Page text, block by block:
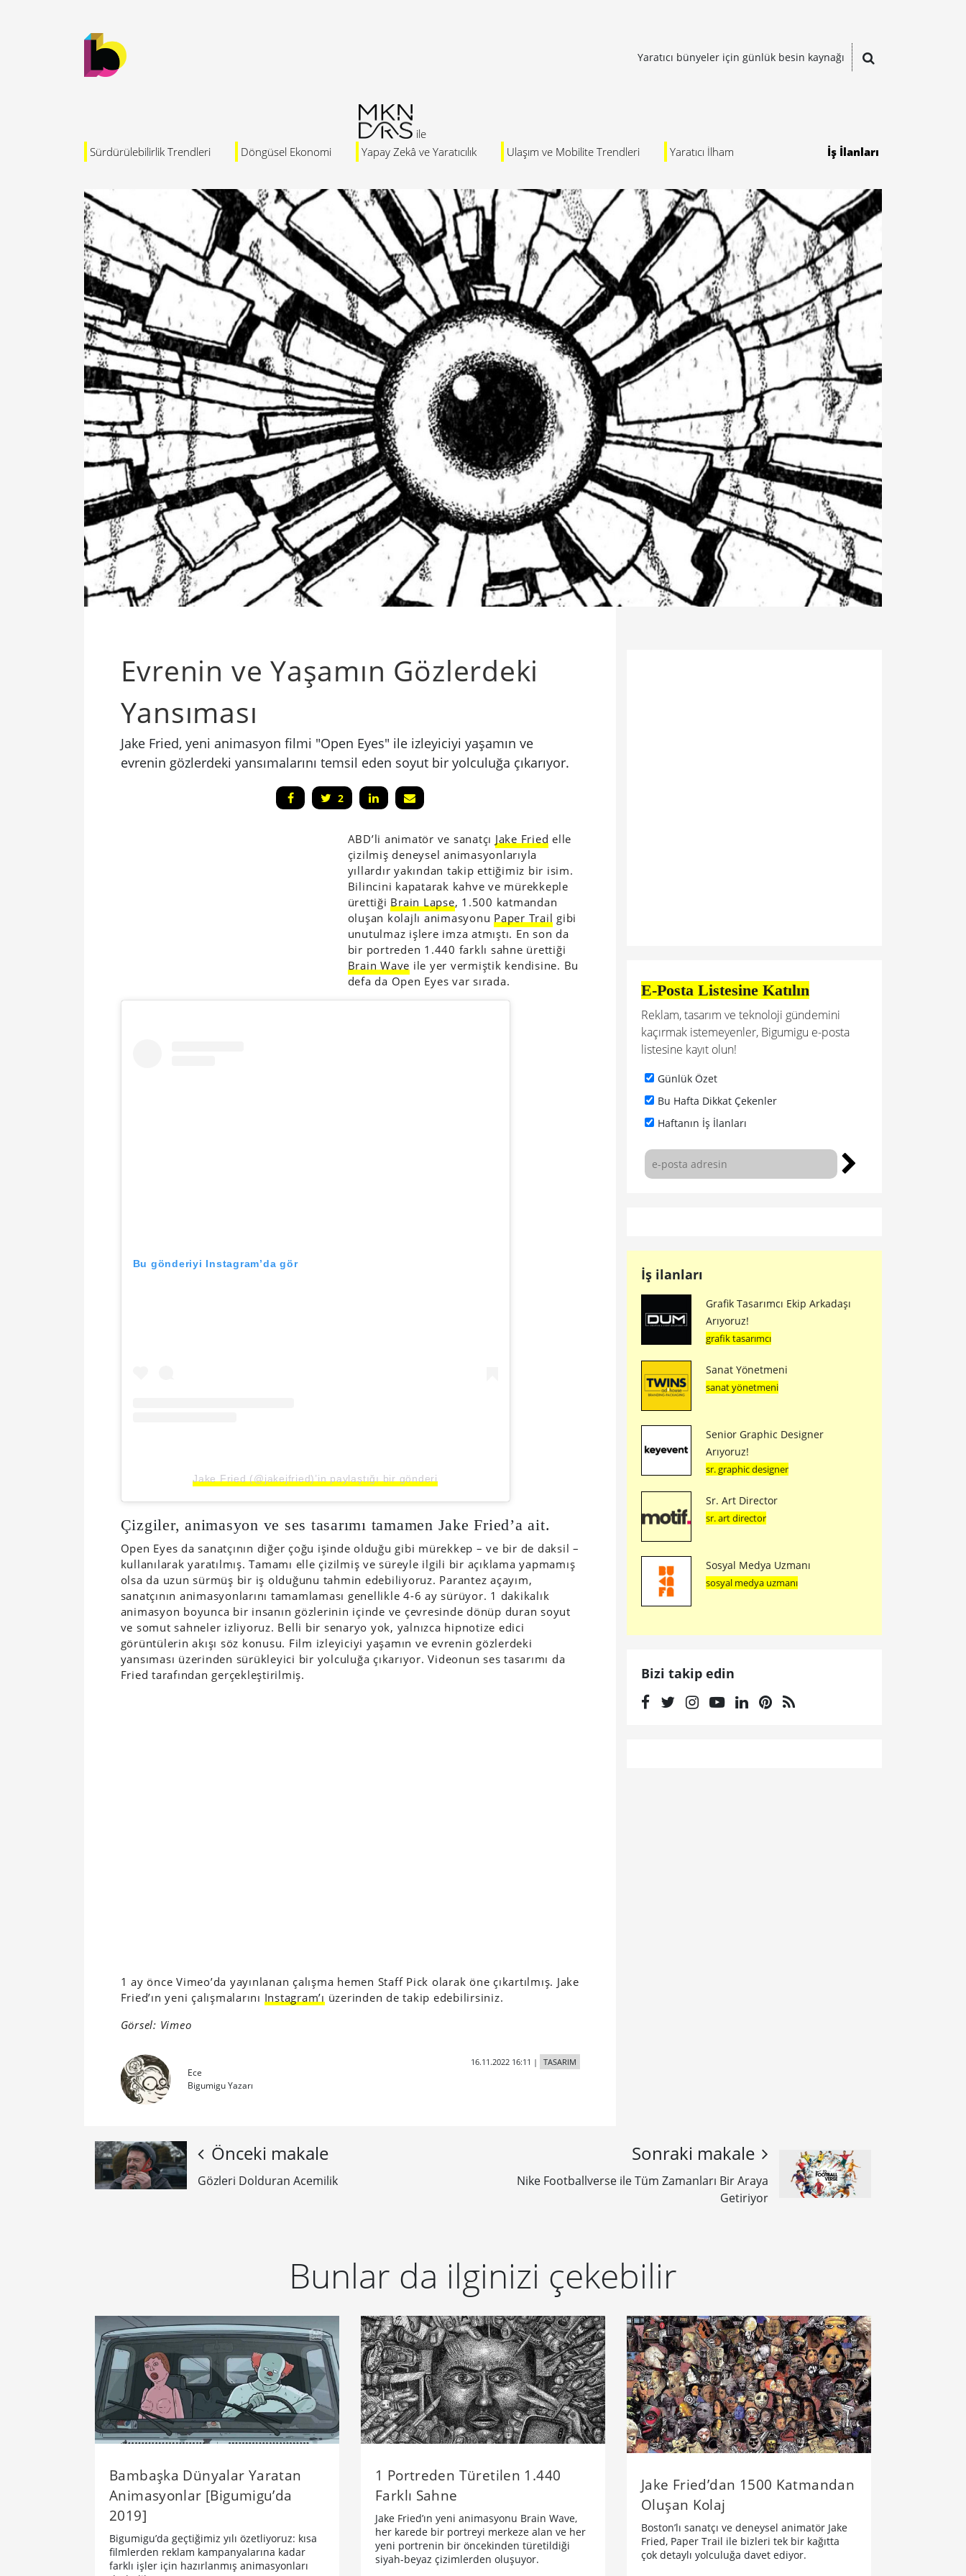
Yaratıcı bünyeler için günlük besin kaynağı
Sürdürülebilirlik Trendleri Döngüsel Ekonomi Yapay Zekâ ve Yaratıcılık Ulaşım ve Mobilite Trendleri Yaratıcı İlham İş İlanları
Evrenin ve Yaşamın Gözlerdeki
Yansıması
Jake Fried, yeni animasyon filmi "Open Eyes" ile izleyiciyi yaşamın ve
evrenin gözlerdeki yansımalarını temsil eden soyut bir yolculuğa çıkarıyor.
2
ABD’li animatör ve sanatçı Jake Fried elle
çizilmiş deneysel animasyonlarıyla
yıllardır yakından takip ettiğimiz bir isim.
Bilincini kapatarak kahve ve mürekkeple
ürettiği Brain Lapse, 1.500 katmandan
oluşan kolajlı animasyonu Paper Trail gibi
unutulmaz işlere imza atmıştı. En son da
bir portreden 1.440 farklı sahne ürettiği
Brain Wave ile yer vermiştik kendisine. Bu
defa da Open Eyes var sırada.
Bu gönderiyi Instagram’da gör
Jake Fried (@jakejfried)’in paylaştığı bir gönderi
Çizgiler, animasyon ve ses tasarımı tamamen Jake Fried’a ait.
Open Eyes da sanatçının diğer çoğu işinde olduğu gibi mürekkep – ve bir de daksil –
kullanılarak yaratılmış. Tamamı elle çizilmiş ve süreyle ilgili bir açıklama yapmamış
olsa da uzun sürmüş bir iş olduğunu tahmin edebiliyoruz. Parantez açayım,
sanatçının animasyonlarını tamamlaması genellikle 4-6 ay sürüyor. 1 dakikalık
animasyon boyunca bir insanın gözlerinin içinde ve çevresinde dönüp duran soyut
ve somut sahneler izliyoruz. Belli bir senaryo yok, yalnızca hipnotize edici
görüntülerin akışı söz konusu. Film izleyiciyi yaşamın ve evrenin gözlerdeki
yansıması üzerinden sürükleyici bir yolculuğa çıkarıyor. Videonun ses tasarımı da
Fried tarafından gerçekleştirilmiş.
1 ay önce Vimeo’da yayınlanan çalışma hemen Staff Pick olarak öne çıkartılmış. Jake
Fried’ın yeni çalışmalarını Instagram’ı üzerinden de takip edebilirsiniz.
Görsel: Vimeo
Ece
Bigumigu Yazarı
16.11.2022 16:11 | TASARIM
E-Posta Listesine Katılın
Reklam, tasarım ve teknoloji gündemini
kaçırmak istemeyenler, Bigumigu e-posta
listesine kayıt olun!
Günlük Özet
Bu Hafta Dikkat Çekenler
Haftanın İş İlanları
İş ilanları
Grafik Tasarımcı Ekip Arkadaşı
Arıyoruz!
grafik tasarımcı
Sanat Yönetmeni
sanat yönetmeni
Senior Graphic Designer
Arıyoruz!
sr. graphic designer
Sr. Art Director
sr. art director
Sosyal Medya Uzmanı
sosyal medya uzmanı
Bizi takip edin
Önceki makale
Gözleri Dolduran Acemilik
Sonraki makale
Nike Footballverse ile Tüm Zamanları Bir Araya
Getiriyor
Bunlar da ilginizi çekebilir
Bambaşka Dünyalar Yaratan
Animasyonlar [Bigumigu’da
2019]
Bigumigu’da geçtiğimiz yılı özetliyoruz: kısa
filmlerden reklam kampanyalarına kadar
farklı işler için hazırlanmış animasyonları
1 Portreden Türetilen 1.440
Farklı Sahne
Jake Fried’ın yeni animasyonu Brain Wave,
her karede bir portreyi merkeze alan ve her
yeni portrenin bir öncekinden türetildiği
siyah-beyaz çizimlerden oluşuyor.
Jake Fried’dan 1500 Katmandan
Oluşan Kolaj
Boston’lı sanatçı ve deneysel animatör Jake
Fried, Paper Trail ile bizleri tek bir kağıtta
çok detaylı yolculuğa davet ediyor.